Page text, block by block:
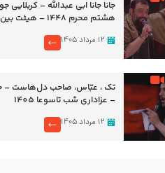
جانا جانا ابی عبدالله –
هشتم محرم 1448 – هیئت بین الحرمین طهران
۱۲ مرداد ۱۴۰۵
تک ، عبّاس، صاحب دل‌هاست –
– عزاداری شب تاسوعا 1405
۱۲ مرداد ۱۴۰۵